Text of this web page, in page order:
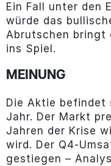
Ein Fall unter den
würde das
Abrutschen bringt
ins Spiel.
MEINUNG
Die Aktie befindet
Jahr. Der Markt
Jahren der Krise
wird. Der Q4-
gestiegen –